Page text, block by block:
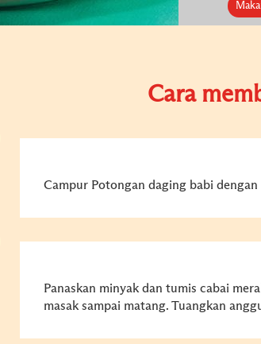
Cara
Campur Potongan daging babi
Panaskan minyak dan tumis cabai
masak sampai matang. Tuangkan